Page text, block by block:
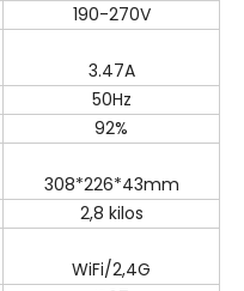
190-270V
3.47A
50Hz
92%
308*226*43mm
2,8 kilos
WiFi/2,4G